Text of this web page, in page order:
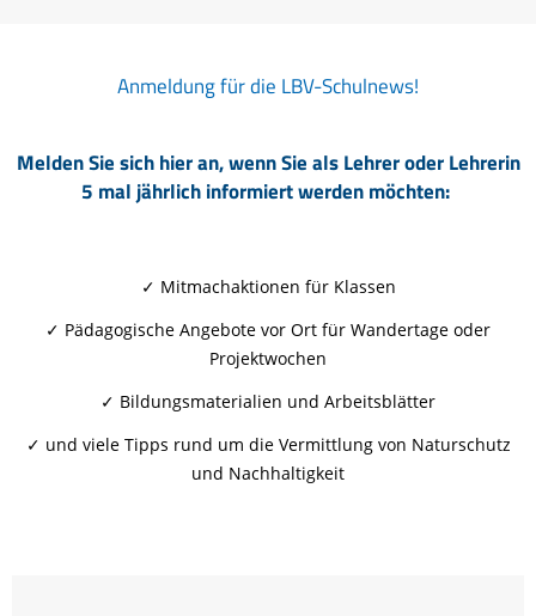
Anmeldung für die LBV-Schulnews!
Melden Sie sich hier an, wenn Sie als Lehrer oder Lehrerin
5 mal jährlich informiert werden möchten:
✓ Mitmachaktionen für Klassen
✓ Pädagogische Angebote vor Ort für Wandertage oder
Projektwochen
✓ Bildungsmaterialien und Arbeitsblätter
✓ und viele Tipps rund um die Vermittlung von Naturschutz
und Nachhaltigkeit